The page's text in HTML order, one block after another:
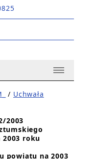
/ Uchwała
2003
roku
powiatu na 2003